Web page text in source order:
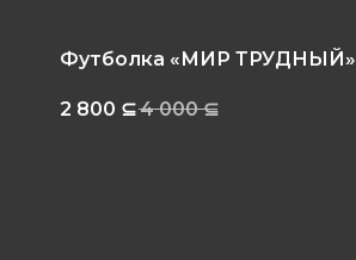
Футболка «МИР ТРУДНЫЙ»
2 800 ⊆4 000 ⊆